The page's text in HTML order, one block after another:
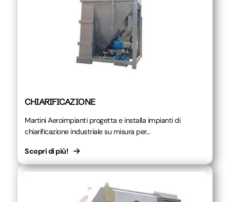
CHIARIFICAZIONE
Martini Aeroimpianti progetta e installa impianti di
chiarificazione industriale su misura per...
Scopri di più!